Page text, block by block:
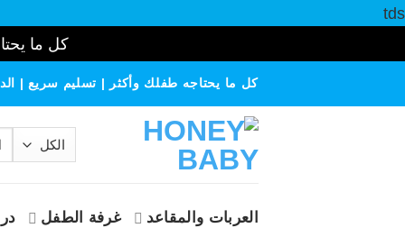
tds
كل ما
كل ما يحتاجه طفلك وأكثر | تسليم سريع |
العربات والمقاعد غرفة الطفل